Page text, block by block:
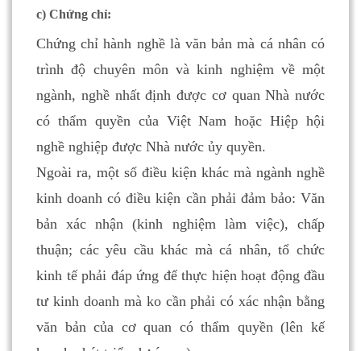
c) Chứng chỉ:
Chứng chỉ hành nghề là văn bản mà cá nhân có
trình độ chuyên môn và kinh nghiệm về một
ngành, nghề nhất định được cơ quan Nhà nước
có thẩm quyền của Việt Nam hoặc Hiệp hội
nghề nghiệp được Nhà nước ủy quyền.
Ngoài ra, một số điều kiện khác mà ngành nghề
kinh doanh có điều kiện cần phải đảm bảo: Văn
bản xác nhận (kinh nghiệm làm việc), chấp
thuận; các yêu cầu khác mà cá nhân, tổ chức
kinh tế phải đáp ứng để thực hiện hoạt động đầu
tư kinh doanh mà ko cần phải có xác nhận bằng
văn bản của cơ quan có thẩm quyền (lên kế